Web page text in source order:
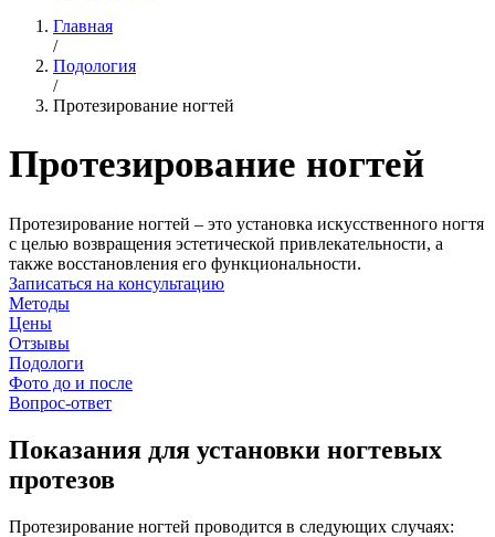
Главная
/
Подология
/
Протезирование ногтей
Протезирование ногтей
Протезирование ногтей – это установка искусственного ногтя
с целью возвращения эстетической привлекательности, а
также восстановления его функциональности.
Записаться на консультацию
Методы
Цены
Отзывы
Подологи
Фото до и после
Вопрос-ответ
Показания для установки ногтевых
протезов
Протезирование ногтей проводится в следующих случаях: